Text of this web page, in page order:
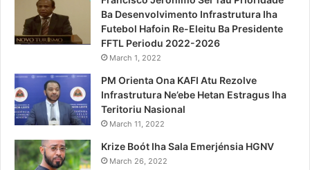
Ba Desenvolvimento Infrastrutura Iha
Futebol Hafoin Re-Eleitu Ba Presidente
FFTL Periodu 2022-2026
March 1, 2022
PM Orienta Ona KAFI Atu Rezolve
Infrastrutura Ne’ebe Hetan Estragus Iha
Teritoriu Nasional
March 11, 2022
Krize Boót Iha Sala Emerjénsia HGNV
March 26, 2022